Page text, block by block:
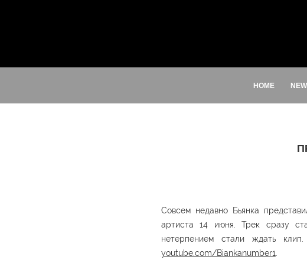
HOME
Совсем недавно Бьянка
артиста 14 июня. Трек сразу
нетерпением стали ждать
youtube.com/Biankanumber1.